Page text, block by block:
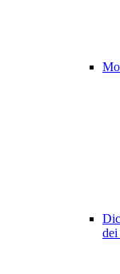
dei